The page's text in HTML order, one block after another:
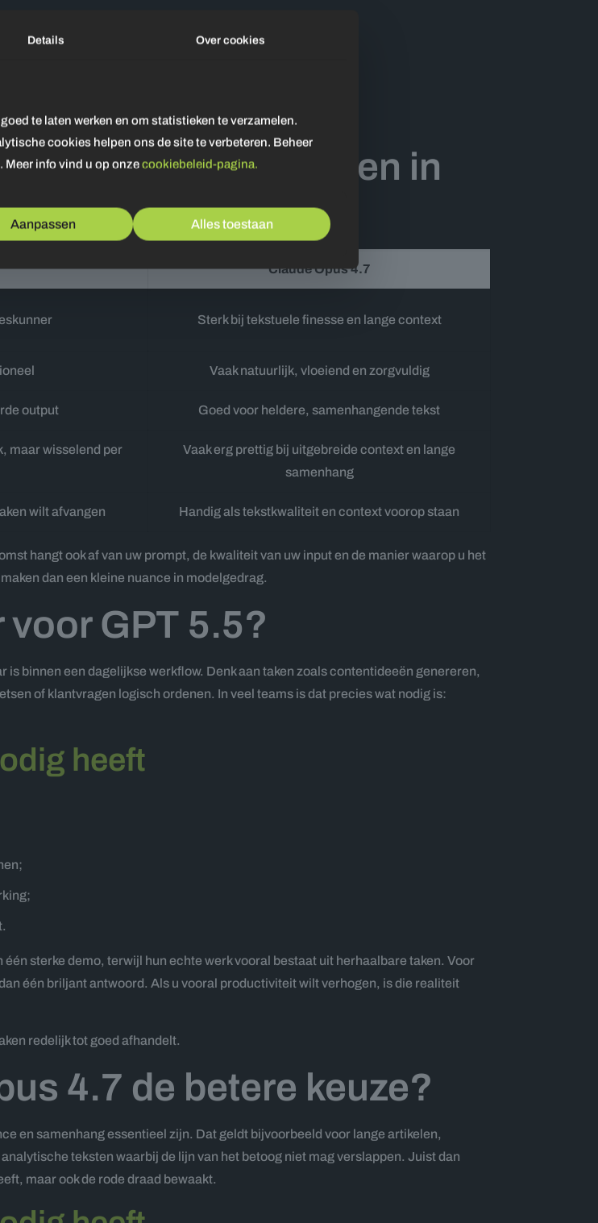
vragen?
verschillen in
Claude Opus 4.7
Sterk bij tekstuele finesse en lange context
Vaak natuurlijk, vloeiend en zorgvuldig
output Goed voor heldere, samenhangende tekst
maar wisselend per
Vaak erg prettig bij uitgebreide context en lange
samenhang
wilt afvangen Handig als tekstkwaliteit en context voorop staan
hangt ook af van uw prompt, de kwaliteit van uw input en de manier waarop u het
dan een kleine nuance in modelgedrag.
GPT 5.5?
is binnen een dagelijkse werkflow. Denk aan taken zoals contentideeën genereren,
of klantvragen logisch ordenen. In veel teams is dat precies wat nodig is:
heeft
sterke demo, terwijl hun echte werk vooral bestaat uit herhaalbare taken. Voor
één briljant antwoord. Als u vooral productiviteit wilt verhogen, is die realiteit
redelijk tot goed afhandelt.
4.7 de betere keuze?
en samenhang essentieel zijn. Dat geldt bijvoorbeeld voor lange artikelen,
teksten waarbij de lijn van het betoog niet mag verslappen. Juist dan
maar ook de rode draad bewaakt.
Details Over cookies
te laten werken en om statistieken te verzamelen.
cookies helpen ons de site te verbeteren. Beheer
Meer info vind u op onzecookiebeleid-pagina.
Aanpassen Alles toestaan